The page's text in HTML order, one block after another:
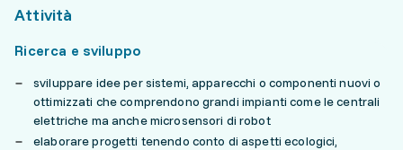
Attività
Ricerca e sviluppo
sviluppare idee per sistemi, apparecchi o componenti nuovi o
ottimizzati che comprendono grandi impianti come le centrali
elettriche ma anche microsensori di robot
elaborare progetti tenendo conto di aspetti ecologici,